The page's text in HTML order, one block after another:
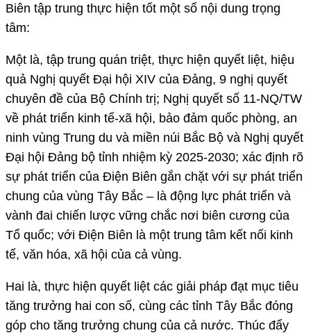
Biên tập trung thực hiện tốt một số nội dung trọng
tâm:
Một là, tập trung quán triệt, thực hiện quyết liệt, hiệu
quả Nghị quyết Đại hội XIV của Đảng, 9 nghị quyết
chuyên đề của Bộ Chính trị; Nghị quyết số 11-NQ/TW
về phát triển kinh tế-xã hội, bảo đảm quốc phòng, an
ninh vùng Trung du và miền núi Bắc Bộ và Nghị quyết
Đại hội Đảng bộ tỉnh nhiệm kỳ 2025-2030; xác định rõ
sự phát triển của Điện Biên gắn chặt với sự phát triển
chung của vùng Tây Bắc – là động lực phát triển và
vành đai chiến lược vững chắc nơi biên cương của
Tổ quốc; với Điện Biên là một trung tâm kết nối kinh
tế, văn hóa, xã hội của cả vùng.
Hai là, thực hiện quyết liệt các giải pháp đạt mục tiêu
tăng trưởng hai con số, cùng các tỉnh Tây Bắc đóng
góp cho tăng trưởng chung của cả nước. Thúc đẩy